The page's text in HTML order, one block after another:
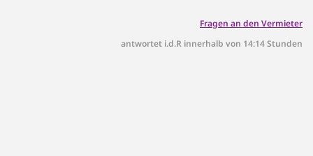
Fragen an den Vermieter
antwortet i.d.R innerhalb von 14:14 Stunden